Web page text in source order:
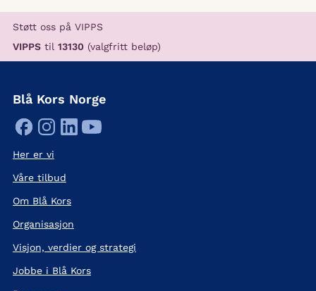
Støtt oss på VIPPS
VIPPS til 13130 (valgfritt beløp)
Blå Kors Norge
Her er vi
Våre tilbud
Om Blå Kors
Organisasjon
Visjon, verdier og strategi
Jobbe i Blå Kors